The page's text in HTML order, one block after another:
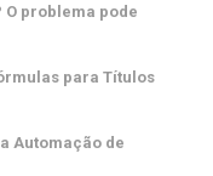
problema pode
para Títulos
Automação de